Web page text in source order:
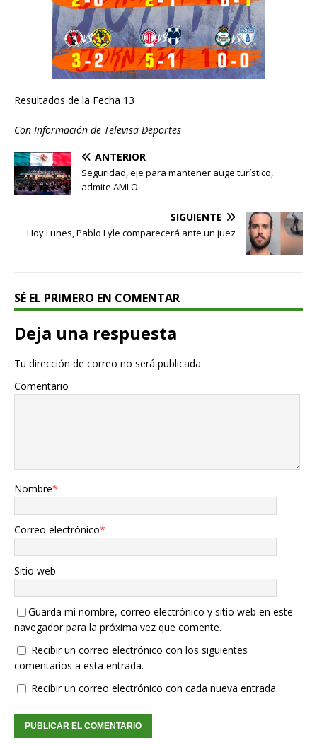
Resultados de la Fecha 13
Con Información de Televisa Deportes
ANTERIOR
Seguridad, eje para mantener auge turístico,
admite AMLO
SIGUIENTE
Hoy Lunes, Pablo Lyle comparecerá ante un juez
SÉ EL PRIMERO EN COMENTAR
Deja una respuesta
Tu dirección de correo no será publicada.
Comentario
Nombre*
Correo electrónico*
Sitio web
Guarda mi nombre, correo electrónico y sitio web en este
navegador para la próxima vez que comente.
Recibir un correo electrónico con los siguientes
comentarios a esta entrada.
Recibir un correo electrónico con cada nueva entrada.